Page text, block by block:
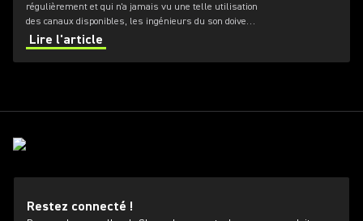
régulièrement et qui n'a jamais vu une telle utilisation
des canaux disponibles, les ingénieurs du son doivent
passer de plus en plus de temps à gérer les
environnements radio fréquence (RF) dans lesquels
ils évoluent.
Lire l'article
Restez connecté !